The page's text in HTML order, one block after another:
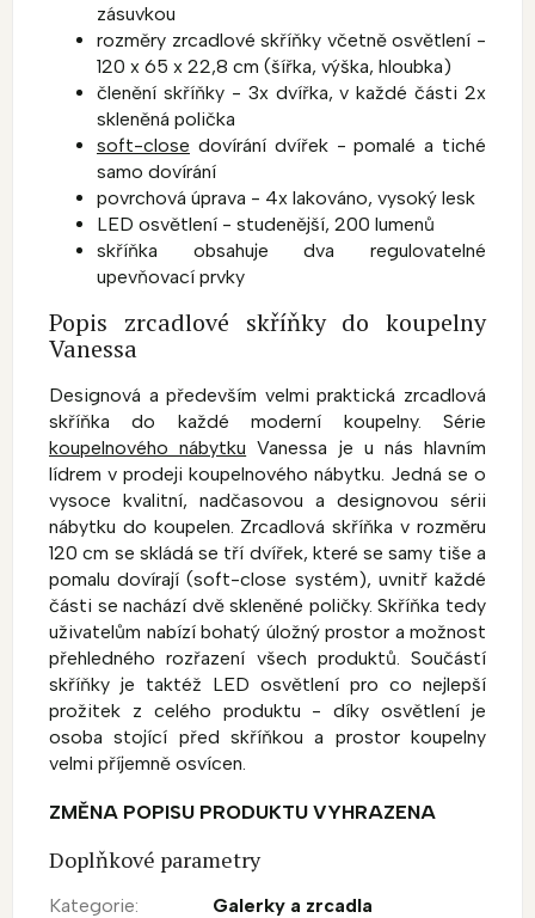
zásuvkou
rozměry zrcadlové skříňky včetně osvětlení -
120 x 65 x 22,8 cm (šířka, výška, hloubka)
členění skříňky - 3x dvířka, v každé části 2x
skleněná polička
soft-close dovírání dvířek - pomalé a tiché
samo dovírání
povrchová úprava - 4x lakováno, vysoký lesk
LED osvětlení - studenější, 200 lumenů
skříňka obsahuje dva regulovatelné
upevňovací prvky
Popis zrcadlové skříňky do koupelny
Vanessa
Designová a především velmi praktická zrcadlová
skříňka do každé moderní koupelny. Série
koupelnového nábytku Vanessa je u nás hlavním
lídrem v prodeji koupelnového nábytku. Jedná se o
vysoce kvalitní, nadčasovou a designovou sérii
nábytku do koupelen. Zrcadlová skříňka v rozměru
120 cm se skládá se tří dvířek, které se samy tiše a
pomalu dovírají (soft-close systém), uvnitř každé
části se nachází dvě skleněné poličky. Skříňka tedy
uživatelům nabízí bohatý úložný prostor a možnost
přehledného rozřazení všech produktů. Součástí
skříňky je taktéž LED osvětlení pro co nejlepší
prožitek z celého produktu - díky osvětlení je
osoba stojící před skříňkou a prostor koupelny
velmi příjemně osvícen.
ZMĚNA POPISU PRODUKTU VYHRAZENA
Doplňkové parametry
Kategorie:
Galerky a zrcadla